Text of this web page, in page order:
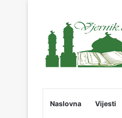
Naslovna Vijesti